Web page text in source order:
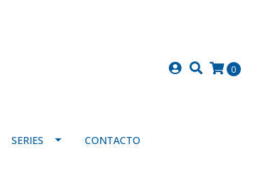
0
SERIES CONTACTO